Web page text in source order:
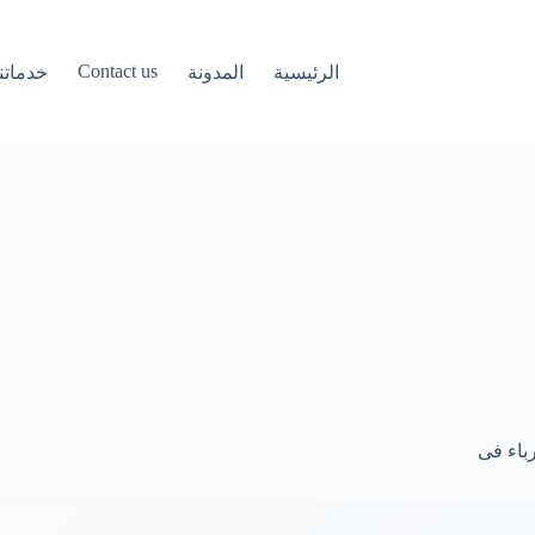
الرئيسية المدونة Contact us
فى